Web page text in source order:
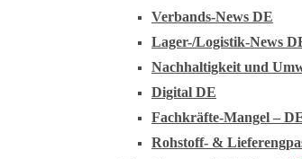
Verbands-News DE
Lager-/Logistik-News
Nachhaltigkeit und
Digital DE
Fachkräfte-Mangel –
Rohstoff- &